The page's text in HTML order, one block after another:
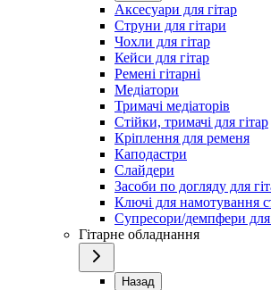
Аксесуари для гітар
Струни для гітари
Чохли для гітар
Кейси для гітар
Ремені гітарні
Медіатори
Тримачі медіаторів
Стійки, тримачі для гітар
Кріплення для ременя
Каподастри
Слайдери
Засоби по догляду для
Ключі для намотування
Супресори/демпфери для
Гітарне обладнання
Назад